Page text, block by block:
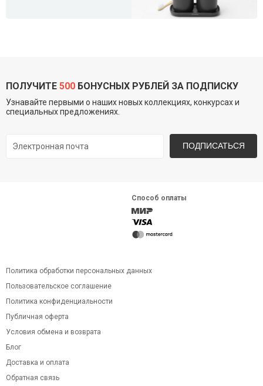
ПОЛУЧИТЕ 500 БОНУСНЫХ РУБЛЕЙ ЗА ПОДПИСКУ
Узнавайте первыми о наших новых коллекциях, конкурсах и
специальных предложениях.
ПОДПИСАТЬСЯ
Способ оплаты
Политика обработки персональных данных
Пользовательское соглашение
Политика конфиденциальности
Публичная оферта
Условия обмена и возврата
Блог
Доставка и оплата
Обратная связь